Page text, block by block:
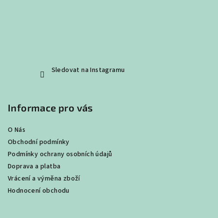
Sledovat na Instagramu
Informace pro vás
O Nás
Obchodní podmínky
Podmínky ochrany osobních údajů
Doprava a platba
Vrácení a výměna zboží
Hodnocení obchodu